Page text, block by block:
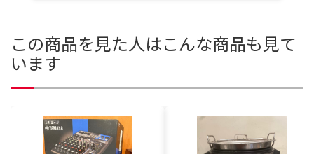
この商品を見た人はこんな商品も見て
います